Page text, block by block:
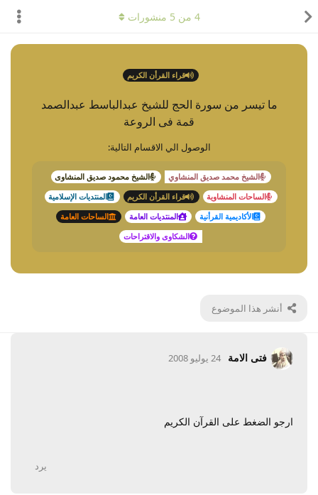
قراء القرأن الكريم
ما تيسر من سورة الحج للشيخ عبدالباسط عبدالصمد
قمة فى الروعة
الوصول الي الاقسام التالية:
الشيخ محمد صديق المنشاوي
الشيخ محمود صديق المنشاوى
الساحات المنشاوية
قراء القرأن الكريم
المنتديات الإسلامية
الأكاديمية القرأنية
المنتديات العامة
الساحات العامة
الشكاوى والاقتراحات
أنشر هذا الموضوع
4 من 5 منشورات
فتى الامة 24 يوليو 2008
ارجو الضغط على القرآن الكريم
يرد